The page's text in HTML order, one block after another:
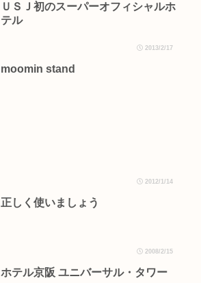
ＵＳＪ初のスーパーオフィシャルホ
テル
2013/2/17
moomin stand
2012/1/14
正しく使いましょう
2008/2/15
ホテル京阪 ユニバーサル・タワー